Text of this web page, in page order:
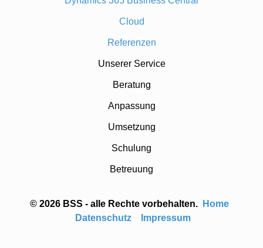
Cloud
Referenzen
Unserer Service
Beratung
Anpassung
Umsetzung
Schulung
Betreuung
© 2026 BSS - alle Rechte vorbehalten.
Home
Datenschutz
Impressum